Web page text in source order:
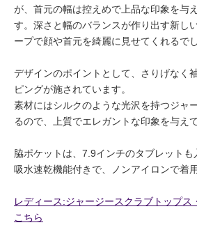
が、首元の幅は控えめで上品な印象を与
す。深さと幅のバランスが作り出す新し
ープで顔や首元を綺麗に見せてくれるでし
デザインのポイントとして、さりげなく
ピングが施されています。
素材にはシルクのような光沢を持つジャ
るので、上質でエレガントな印象を与え
脇ポケットは、7.9インチのタブレットも
吸水速乾機能付きで、ノンアイロンで着
レディース:ジャージースクラブトップス
こちら